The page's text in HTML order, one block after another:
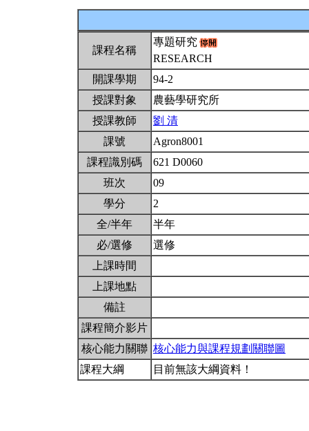
課程名稱
專題研究
RESEARCH
開課學期
94-2
授課對象
農藝學研究所
授課教師
劉 清
課號
Agron8001
課程識別碼
621 D0060
班次
09
學分
2
全/半年
半年
必/選修
選修
上課時間
上課地點
備註
課程簡介影片
核心能力關聯 核心能力與課程規劃關聯圖
課程大綱
目前無該大綱資料！